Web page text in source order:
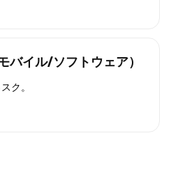
バイル/ソフトウェア）
ク。